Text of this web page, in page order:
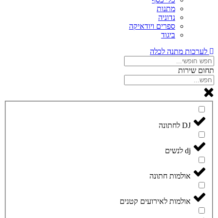
מתנות
נדוניה
ספרים ויודאיקה
ביגוד
לערכות מתנה לכלה
תחום שירות
DJ לחתונה
dj לנשים
אולמות חתונה
אולמות לאירועים קטנים